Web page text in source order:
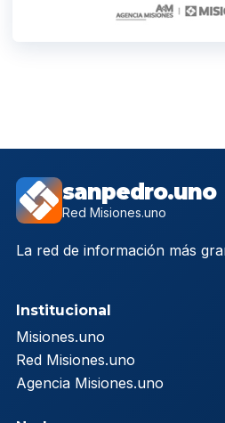
sanpedro.uno
Red Misiones.uno
La red de información más
Institucional
Misiones.uno
Red Misiones.uno
Agencia Misiones.uno